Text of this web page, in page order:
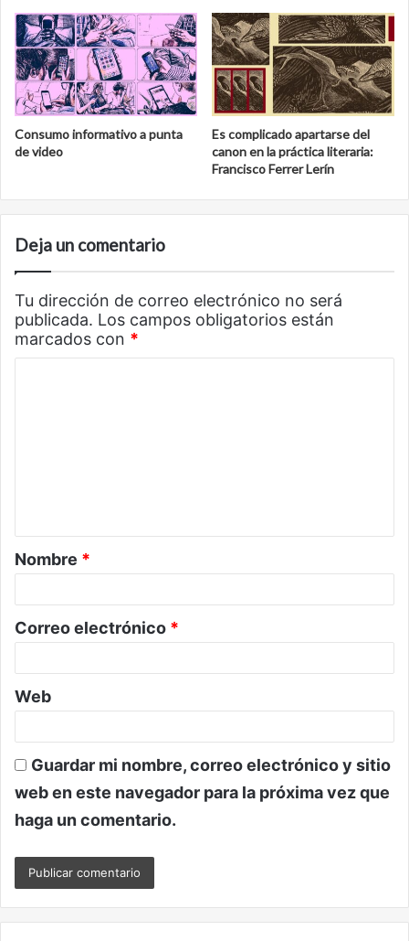
Consumo informativo a punta
de video
Es complicado apartarse del
canon en la práctica literaria:
Francisco Ferrer Lerín
Deja un comentario
Tu dirección de correo electrónico no será
publicada. Los campos obligatorios están
marcados con *
a
r
o
*
Nombre *
Correo electrónico *
Web
Guardar mi nombre, correo electrónico y sitio
web en este navegador para la próxima vez que
haga un comentario.